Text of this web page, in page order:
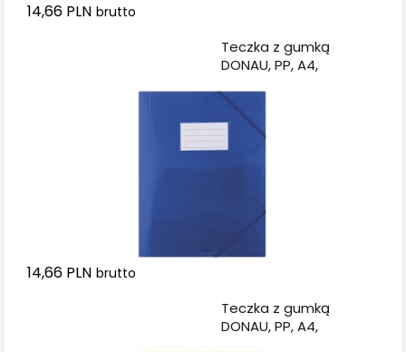
14,66 PLN brutto
Teczka z gumką
DONAU, PP, A4,
półtransparentna
niebieska
14,66 PLN brutto
Teczka z gumką
DONAU, PP, A4,